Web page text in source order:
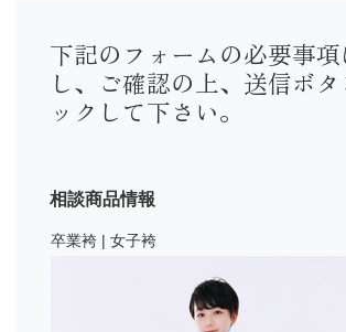
下記のフォームの必要事
し、ご確認の上、送信ボタ
ックして下さい。
相談商品情報
卒業袴 | 女子袴